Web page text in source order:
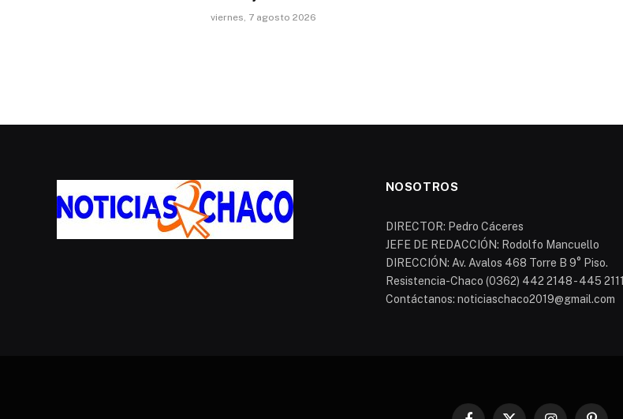
viernes, 7 agosto 2026
NOSOTROS
DIRECTOR: Pedro Cáceres
JEFE DE REDACCIÓN: Rodolfo Mancuello
DIRECCIÓN: Av. Avalos 468 Torre B 9° Piso.
Resistencia-Chaco (0362) 442 2148 - 445 2111
Contáctanos: noticiaschaco2019@gmail.com